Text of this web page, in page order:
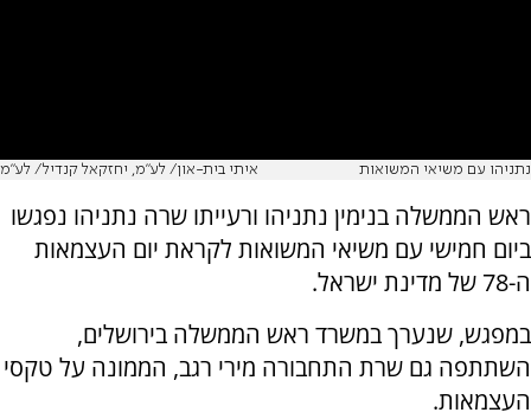
נתניהו עם משיאי המשואות איתי בית-און/ לע״מ, יחזקאל קנדיל/ לע״מ
ראש הממשלה בנימין נתניהו ורעייתו שרה נתניהו נפגשו
ביום חמישי עם משיאי המשואות לקראת יום העצמאות
ה-78 של מדינת ישראל.
במפגש, שנערך במשרד ראש הממשלה בירושלים,
השתתפה גם שרת התחבורה מירי רגב, הממונה על טקסי
העצמאות.